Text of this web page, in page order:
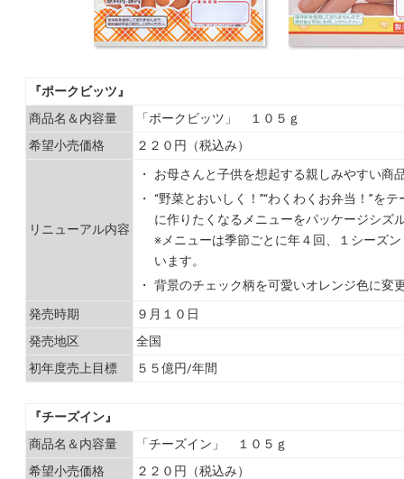
『ポークビッツ』
商品名＆内容量
「ポークビッツ」 １０５ｇ
希望小売価格
２２０円（税込み）
リニューアル内容
・
お母さんと子供を想起する親しみやすい商
・ “野菜とおいしく！”“わくわくお弁当！”を
に作りたくなるメニューをパッケージシズ
※メニューは季節ごとに年４回、１シーズ
います。
・ 背景のチェック柄を可愛いオレンジ色に変
発売時期
９月１０日
発売地区
全国
初年度売上目標
５５億円/年間
『チーズイン』
商品名＆内容量
「チーズイン」 １０５ｇ
希望小売価格
２２０円（税込み）